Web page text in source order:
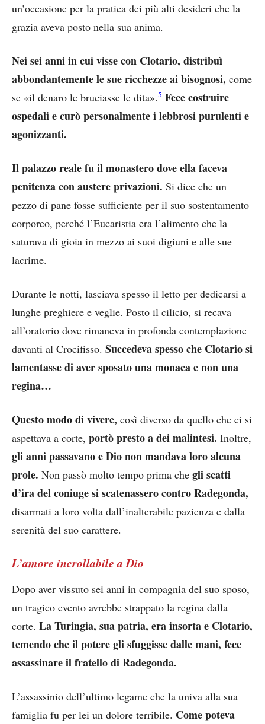
un’occasione per la pratica dei più alti desideri che la
grazia aveva posto nella sua anima.
Nei sei anni in cui visse con Clotario, distribuì
abbondantemente le sue ricchezze ai bisognosi, come
se «il denaro le bruciasse le dita».5 Fece costruire
ospedali e curò personalmente i lebbrosi purulenti e
agonizzanti.
Il palazzo reale fu il monastero dove ella faceva
penitenza con austere privazioni. Si dice che un
pezzo di pane fosse sufficiente per il suo sostentamento
corporeo, perché l’Eucaristia era l’alimento che la
saturava di gioia in mezzo ai suoi digiuni e alle sue
lacrime.
Durante le notti, lasciava spesso il letto per dedicarsi a
lunghe preghiere e veglie. Posto il cilicio, si recava
all’oratorio dove rimaneva in profonda contemplazione
davanti al Crocifisso. Succedeva spesso che Clotario si
lamentasse di aver sposato una monaca e non una
regina…
Questo modo di vivere, così diverso da quello che ci si
aspettava a corte, portò presto a dei malintesi. Inoltre,
gli anni passavano e Dio non mandava loro alcuna
prole. Non passò molto tempo prima che gli scatti
d’ira del coniuge si scatenassero contro Radegonda,
disarmati a loro volta dall’inalterabile pazienza e dalla
serenità del suo carattere.
L’amore incrollabile a Dio
Dopo aver vissuto sei anni in compagnia del suo sposo,
un tragico evento avrebbe strappato la regina dalla
corte. La Turingia, sua patria, era insorta e Clotario,
temendo che il potere gli sfuggisse dalle mani, fece
assassinare il fratello di Radegonda.
L’assassinio dell’ultimo legame che la univa alla sua
famiglia fu per lei un dolore terribile. Come poteva